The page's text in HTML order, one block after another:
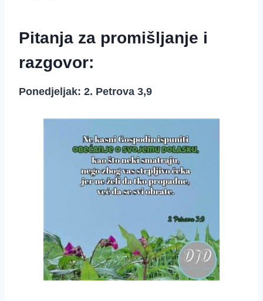
Pitanja za promišljanje i
razgovor:
Ponedjeljak: 2. Petrova 3,9